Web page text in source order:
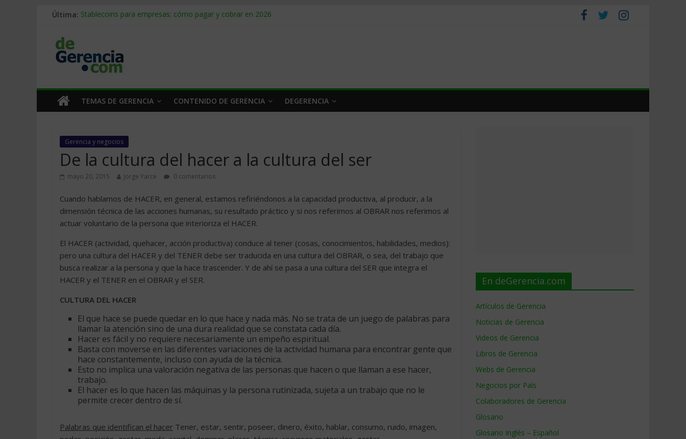
Última: Stablecoins para empresas: cómo pagar y cobrar en 2026
Trabajo forzoso en la cadena de suministro: qué hacer
Mercado hispano de EE. UU.: cómo segmentarlo y venderle
TEMAS DE GERENCIA CONTENIDO DE GERENCIA DEGERENCIA
Gerencia y negocios
De la cultura del hacer a la cultura del ser
mayo 20, 2015 Jorge Yarce 0 comentarios
Cuando hablamos de HACER, en general, estamos refiriéndonos a la capacidad productiva, al producir, a la
dimensión técnica de las acciones humanas, su resultado práctico y si nos referimos al OBRAR nos referimos al
actuar voluntario de la persona que interioriza el HACER.
El HACER (actividad, quehacer, acción productiva) conduce al tener (cosas, conocimientos, habilidades, medios):
pero una cultura del HACER y del TENER debe ser traducida en una cultura del OBRAR, o sea, del trabajo que
busca realizar a la persona y que la hace trascender. Y de ahí se pasa a una cultura del SER que integra el
HACER y el TENER en el OBRAR y el SER.
CULTURA DEL HACER
El que hace se puede quedar en lo que hace y nada más. No se trata de un juego de palabras para
llamar la atención sino de una dura realidad que se constata cada día.
Hacer es fácil y no requiere necesariamente un empeño espiritual.
Basta con moverse en las diferentes variaciones de la actividad humana para encontrar gente que
hace constantemente, incluso con ayuda de la técnica.
Esto no implica una valoración negativa de las personas que hacen o que llaman a ese hacer,
trabajo.
El hacer es lo que hacen las máquinas y la persona rutinizada, sujeta a un trabajo que no le
permite crecer dentro de sí.
Palabras que identifican el hacer Tener, estar, sentir, poseer, dinero, éxito, hablar, consumo, ruido, imagen,
En deGerencia.com
Artículos de Gerencia
Noticias de Gerencia
Videos de Gerencia
Libros de Gerencia
Webs de Gerencia
Negocios por País
Colaboradores de Gerencia
Glosario
Glosario Inglés – Español